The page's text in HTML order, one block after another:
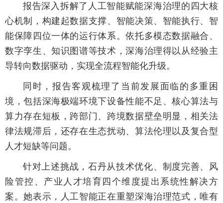
报告深入拆解了人工智能赋能深海治理的四大核
心机制，构建起数据支撑、智能决策、智能执行、智
能保障四位一体的运行体系。依托多模态数据融合、
数字孪生、知识图谱等技术，深海治理得以从经验主
导转向数据驱动，实现全流程智能化升级。
同时，报告客观梳理了当前发展面临的多重困
境，包括深海极端环境下设备性能不足、核心算法与
算力存在短板，跨部门、跨境数据壁垒明显，相关法
律法规滞后，还存在生态扰动、算法伦理以及复合型
人才短缺等问题。
针对上述挑战，石丹从技术优化、制度完善、风
险管控、产业人才培育四个维度提出系统性解决方
案。她表示，人工智能正在重塑深海治理范式，唯有